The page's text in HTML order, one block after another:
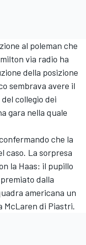
al poleman che
via radio ha
della posizione
sembrava avere il
collegio dei
gara nella quale
che la
caso. La sorpresa
la Haas: il pupillo
dalla
americana un
McLaren di Piastri.